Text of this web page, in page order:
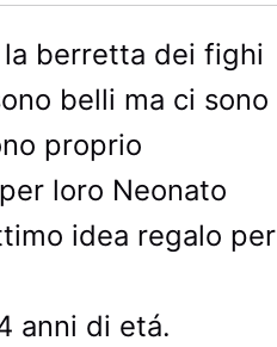
la berretta dei fighi
belli ma ci sono
proprio
loro Neonato
idea regalo per
anni di etá.